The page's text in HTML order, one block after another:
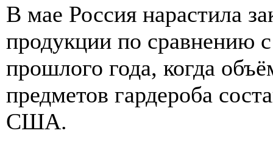
В мае Россия нарастила
продукции по сравнению
прошлого года, когда
предметов гардероба
США.